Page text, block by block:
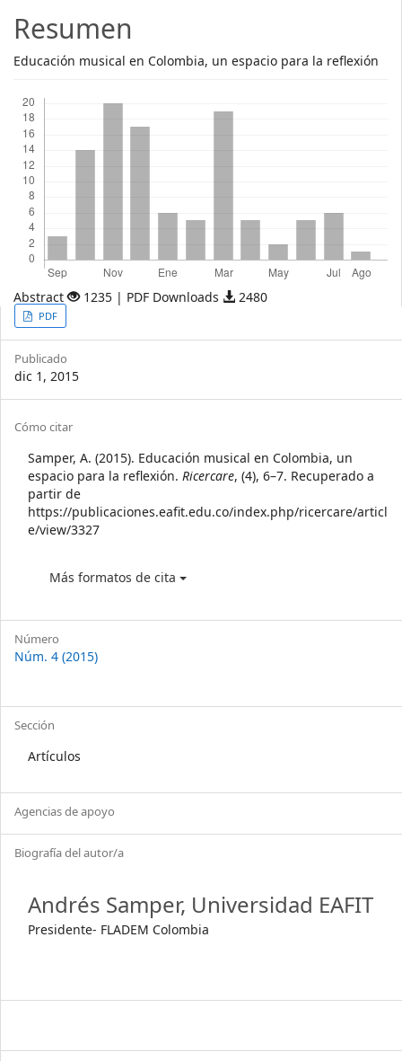
Resumen
Educación musical en Colombia, un espacio para la reflexión
Abstract 1235 | PDF Downloads 2480
Article
Sidebar
PDF
Publicado
dic 1, 2015
Article
Details
Cómo citar
Samper, A. (2015). Educación musical en Colombia, un
espacio para la reflexión. Ricercare, (4), 6–7. Recuperado a
partir de
https://publicaciones.eafit.edu.co/index.php/ricercare/articl
e/view/3327
Más formatos de cita
Número
Núm. 4 (2015)
Sección
Artículos
Agencias de apoyo
Biografía del autor/a
Andrés Samper, Universidad EAFIT
Presidente- FLADEM Colombia